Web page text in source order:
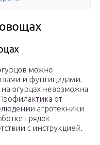
можно
и фунгицидами.
огурцах невозможна
от
агротехники
грядок
с инструкцией.